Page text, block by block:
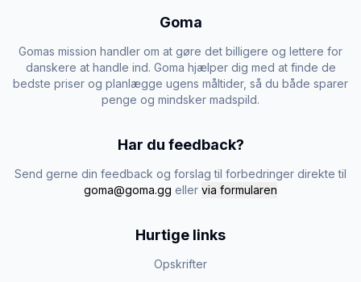
Goma
Gomas mission handler om at gøre det billigere og lettere for
danskere at handle ind. Goma hjælper dig med at finde de
bedste priser og planlægge ugens måltider, så du både sparer
penge og mindsker madspild.
Har du feedback?
Send gerne din feedback og forslag til forbedringer direkte til
goma@goma.gg eller via formularen
Hurtige links
Opskrifter